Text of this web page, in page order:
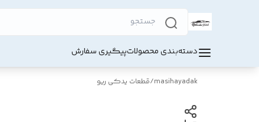
دسته‌بندی محصولاتپیگیری سفارش
masihayadak
/قطعات یدکی ریو